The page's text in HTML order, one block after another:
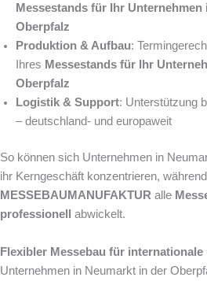
Messestands für Ihr
Oberpfalz
Produktion & Aufbau:
Ihres Messestands für Ihr
Oberpfalz
Logistik & Support: Unterstützung
– deutschland- und europaweit
So können sich Unternehmen in
ihr Kerngeschäft konzentrieren,
MESSEBAUMANUFAKTUR alle
professionell
abwickelt.
Flexibler Messebau für
Unternehmen in Neumarkt in der